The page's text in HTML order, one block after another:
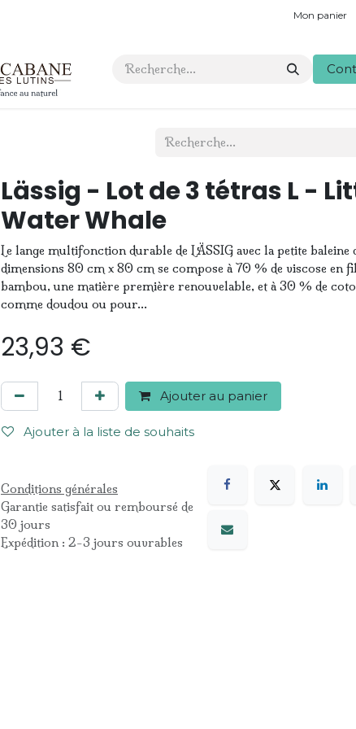
Mon panier
Lässig - Lot de 3 tétras L -
Water Whale
Le lange multifonction durable de LÄSSIG avec la petite baleine
dimensions 80 cm x 80 cm se compose à 70 % de viscose en
bambou, une matière première renouvelable, et à 30 % de
comme doudou ou pour...
23,93 €
Ajouter au panier
Ajouter à la liste de souhaits
Conditions générales
Garantie satisfait ou remboursé de
30 jours
Expédition : 2-3 jours ouvrables